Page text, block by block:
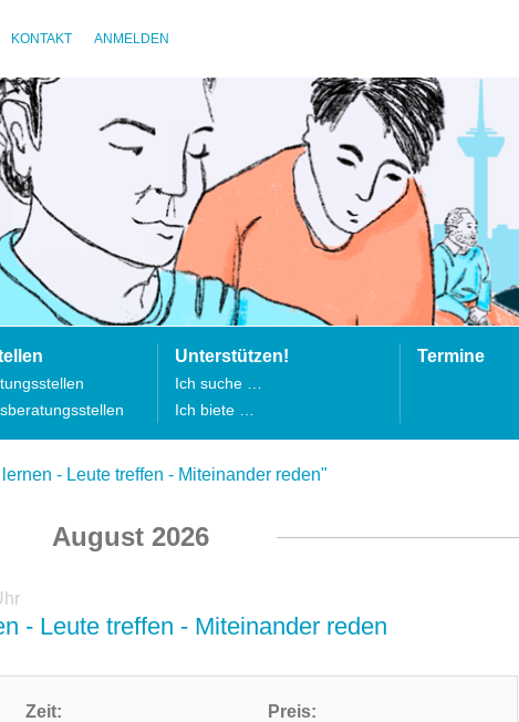
KONTAKT ANMELDEN
Unterstützen!
Ich suche …
Ich biete …
Termine
- Leute treffen - Miteinander reden"
August 2026
- Leute treffen - Miteinander reden
Zeit:
Preis: